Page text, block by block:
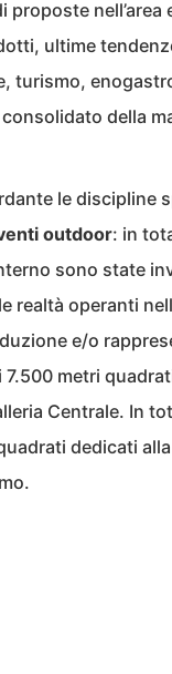
nell’area
ultime
turismo,
della
le discipline
outdoor: in
sono state
realtà operanti
e/o
metri
Centrale. In
dedicati alla